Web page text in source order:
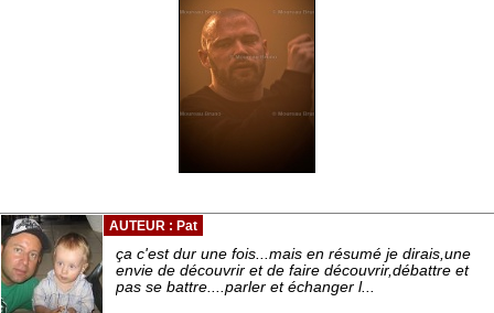
AUTEUR : Pat
ça c'est dur une fois...mais en résumé je dirais,une
envie de découvrir et de faire découvrir,débattre et
pas se battre....parler et échanger l...